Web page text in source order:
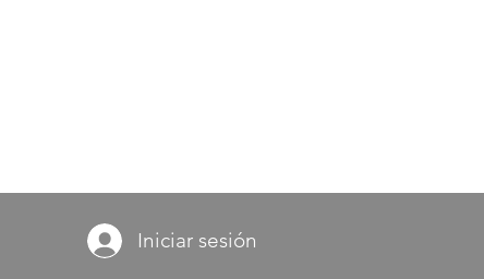
Iniciar sesión